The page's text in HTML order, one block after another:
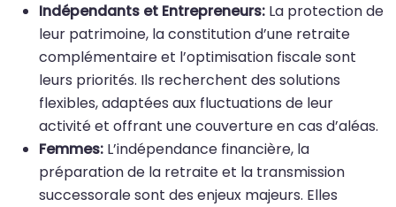
Indépendants et Entrepreneurs: La protection de
leur patrimoine, la constitution d’une retraite
complémentaire et l’optimisation fiscale sont
leurs priorités. Ils recherchent des solutions
flexibles, adaptées aux fluctuations de leur
activité et offrant une couverture en cas d’aléas.
Femmes: L’indépendance financière, la
préparation de la retraite et la transmission
successorale sont des enjeux majeurs. Elles